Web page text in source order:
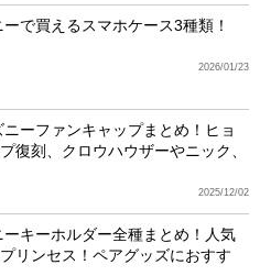
ーで買えるスマホケース3種類！
2026/01/23
ニーファンキャップまとめ！ヒョ
復刻、クロウハウザーやニック、
2025/12/02
ーキーホルダー全種まとめ！人気
リンセス！ペアグッズにおすす